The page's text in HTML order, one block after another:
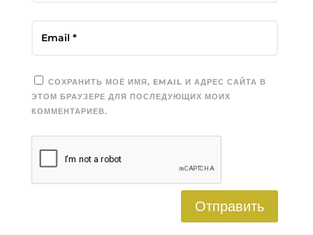
СОХРАНИТЬ МОЁ ИМЯ, EMAIL И АДРЕС САЙТА В
ЭТОМ БРАУЗЕРЕ ДЛЯ ПОСЛЕДУЮЩИХ МОИХ
КОММЕНТАРИЕВ.
Отправить